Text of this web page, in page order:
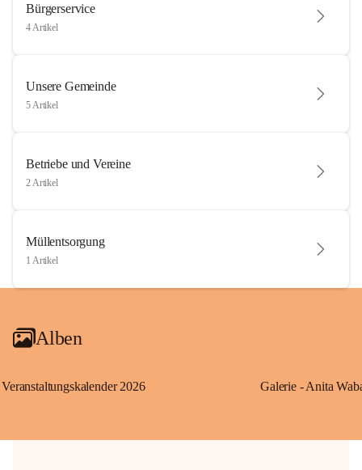
Bürgerservice
4 Artikel
Unsere Gemeinde
5 Artikel
Betriebe und Vereine
2 Artikel
Müllentsorgung
1 Artikel
Alben
Veranstaltungskalender 2026 Galerie - Anita